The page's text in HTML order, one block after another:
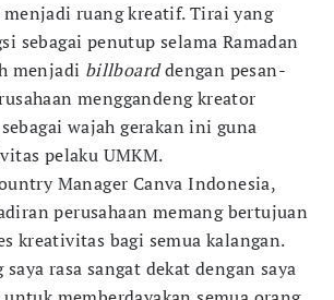
menjadi ruang kreatif. Tirai yang
sebagai penutup selama Ramadan
menjadi billboarddengan pesan-
menggandeng kreator
wajah gerakan ini guna
pelaku UMKM.
Manager Canva Indonesia,
perusahaan memang bertujuan
kreativitas bagi semua kalangan.
rasa sangat dekat dengan saya